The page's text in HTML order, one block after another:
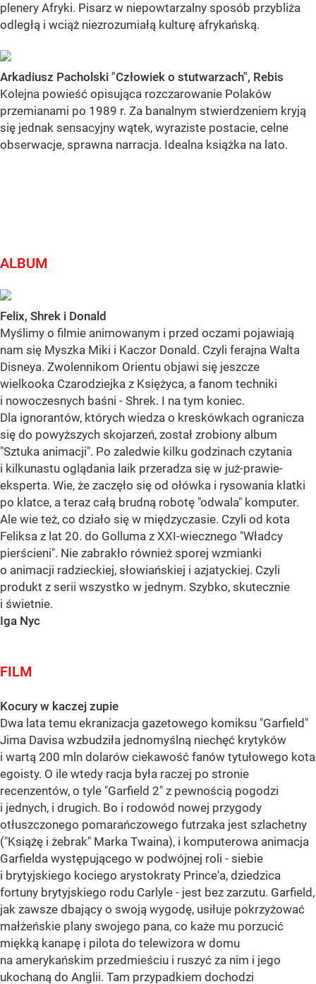
plenery Afryki. Pisarz w niepowtarzalny sposób przybliża
odległą i wciąż niezrozumiałą kulturę afrykańską.
Arkadiusz Pacholski "Człowiek o stutwarzach", Rebis
Kolejna powieść opisująca rozczarowanie Polaków
przemianami po 1989 r. Za banalnym stwierdzeniem kryją
się jednak sensacyjny wątek, wyraziste postacie, celne
obserwacje, sprawna narracja. Idealna książka na lato.
ALBUM
Felix, Shrek i Donald
Myślimy o filmie animowanym i przed oczami pojawiają
nam się Myszka Miki i Kaczor Donald. Czyli ferajna Walta
Disneya. Zwolennikom Orientu objawi się jeszcze
wielkooka Czarodziejka z Księżyca, a fanom techniki
i nowoczesnych baśni - Shrek. I na tym koniec.
Dla ignorantów, których wiedza o kreskówkach ogranicza
się do powyższych skojarzeń, został zrobiony album
"Sztuka animacji". Po zaledwie kilku godzinach czytania
i kilkunastu oglądania laik przeradza się w już-prawie-
eksperta. Wie, że zaczęło się od ołówka i rysowania klatki
po klatce, a teraz całą brudną robotę "odwala" komputer.
Ale wie też, co działo się w międzyczasie. Czyli od kota
Feliksa z lat 20. do Golluma z XXI-wiecznego "Władcy
pierścieni". Nie zabrakło również sporej wzmianki
o animacji radzieckiej, słowiańskiej i azjatyckiej. Czyli
produkt z serii wszystko w jednym. Szybko, skutecznie
i świetnie.
Iga Nyc
FILM
Kocury w kaczej zupie
Dwa lata temu ekranizacja gazetowego komiksu "Garfield"
Jima Davisa wzbudziła jednomyślną niechęć krytyków
i wartą 200 mln dolarów ciekawość fanów tytułowego kota
egoisty. O ile wtedy racja była raczej po stronie
recenzentów, o tyle "Garfield 2" z pewnością pogodzi
i jednych, i drugich. Bo i rodowód nowej przygody
otłuszczonego pomarańczowego futrzaka jest szlachetny
("Książę i żebrak" Marka Twaina), i komputerowa animacja
Garfielda występującego w podwójnej roli - siebie
i brytyjskiego kociego arystokraty Prince'a, dziedzica
fortuny brytyjskiego rodu Carlyle - jest bez zarzutu. Garfield,
jak zawsze dbający o swoją wygodę, usiłuje pokrzyżować
małżeńskie plany swojego pana, co każe mu porzucić
miękką kanapę i pilota do telewizora w domu
na amerykańskim przedmieściu i ruszyć za nim i jego
ukochaną do Anglii. Tam przypadkiem dochodzi